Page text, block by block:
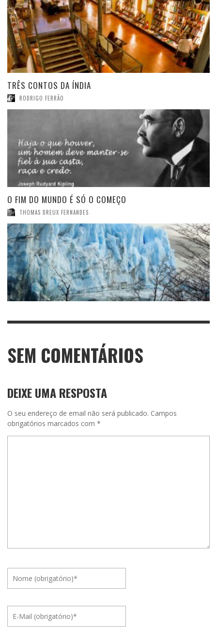
Tradução: Ana Falcão Bastos e Carlos Vaz
Marques
Edição / reimpressão:2013
Páginas:1024
Editor:Tinta da China
ISBN:9789896711900
Coleção:Literatura de Viagem
TRÊS CONTOS DA ÍNDIA
RODRIGO FERRÃO
O FIM DO MUNDO É SÓ O COMEÇO
THOMAS DREUX FERNANDES
SEM COMENTÁRIOS
DEIXE UMA RESPOSTA
O seu endereço de email não será publicado. Campos
obrigatórios marcados com *